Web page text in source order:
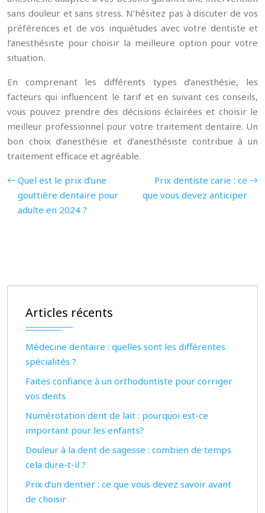
sans douleur et sans stress. N’hésitez pas à discuter de vos
préférences et de vos inquiétudes avec votre dentiste et
l’anesthésiste pour choisir la meilleure option pour votre
situation.
En comprenant les différents types d’anesthésie, les
facteurs qui influencent le tarif et en suivant ces conseils,
vous pouvez prendre des décisions éclairées et choisir le
meilleur professionnel pour votre traitement dentaire. Un
bon choix d’anesthésie et d’anesthésiste contribue à un
traitement efficace et agréable.
Quel est le prix d’une
gouttière dentaire pour
adulte en 2024 ?
Prix dentiste carie : ce
que vous devez anticiper
Articles récents
Médecine dentaire : quelles sont les différentes
spécialités ?
Faites confiance à un orthodontiste pour corriger
vos dents
Numérotation dent de lait : pourquoi est-ce
important pour les enfants?
Douleur à la dent de sagesse : combien de temps
cela dure-t-il ?
Prix d’un dentier : ce que vous devez savoir avant
de choisir